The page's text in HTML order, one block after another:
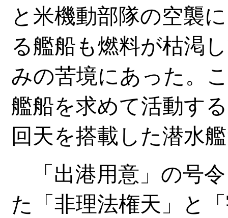
と米機動部隊の空襲
る艦船も燃料が枯渇
みの苦境にあった。
艦船を求めて活動す
回天を搭載した潜水
「出港用意」の号
た「非理法権天」と